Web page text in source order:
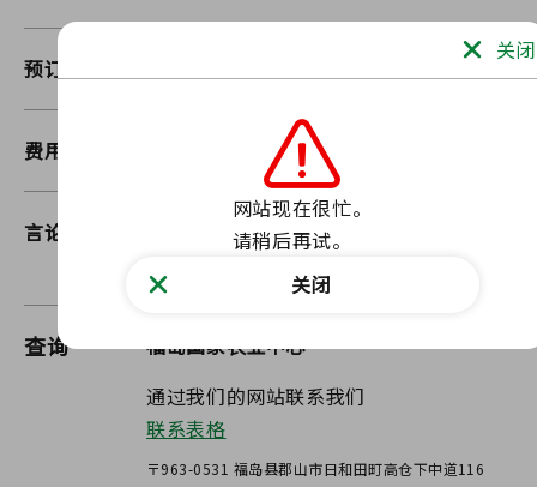
预订可用性
费用
言论
部分活动需要提前预订。
查询
福岛国家农业中心
通过我们的网站联系我们
联系表格
〒963-0531 福岛县郡山市日和田町高仓下中道116
关闭
网站现在很忙。
请稍后再试。
关闭